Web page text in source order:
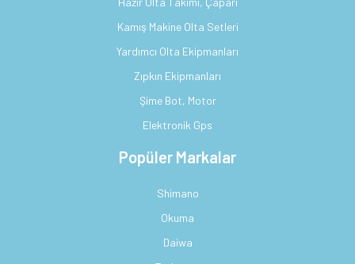
Kamış Makine Olta Setleri
Yardımcı Olta Ekipmanları
Zıpkın Ekipmanları
Şime Bot, Motor
Elektronik Gps
Popüler Markalar
Shimano
Okuma
Daiwa